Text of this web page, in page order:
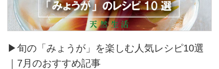
▶旬の「みょうが」を楽しむ人気レシピ10選
｜7月のおすすめ記事